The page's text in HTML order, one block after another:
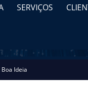
SERVIÇOS
Ideia